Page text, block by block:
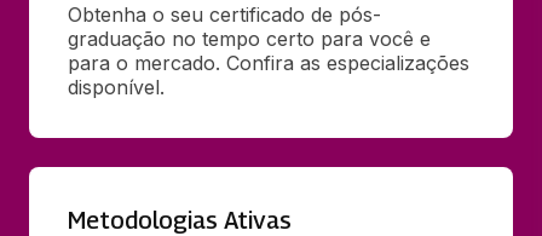
Obtenha o seu certificado de pós-
graduação no tempo certo para você e
para o mercado. Confira as especializações
disponível.
Metodologias Ativas